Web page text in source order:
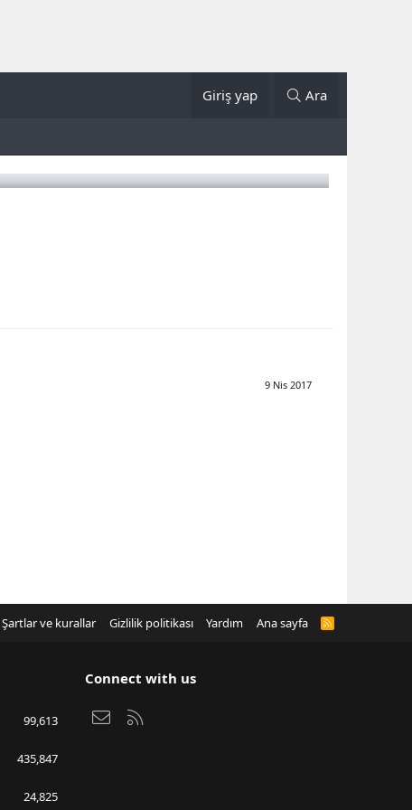
Giriş yap Ara
9 Nis 2017
Şartlar ve kurallar Gizlilik politikası Yardım Ana sayfa
R
99,613
435,847
24,825
Connect with us
Bize ulaşın